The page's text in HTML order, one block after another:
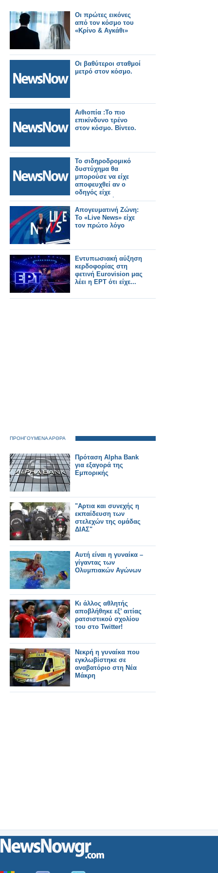
Οι πρώτες εικόνες
από τον κόσμο του
«Κρίνο & Αγκάθι»
Οι βαθύτεροι σταθμοί
μετρό στον κόσμο.
Αιθιοπία :Το πιο
επικίνδυνο τρένο
στον κόσμο. Βίντεο.
Το σιδηροδρομικό
δυστύχημα θα
μπορούσε να είχε
αποφευχθεί αν ο
οδηγός είχε
χρησιμοποιήσει το
σύστημα έκτακτης
ανάγκης σύμφωνα με
έρευνα.
Απογευματινή Ζώνη:
Το «Live News» είχε
τον πρώτο λόγο
Εντυπωσιακή αύξηση
κερδοφορίας στη
φετινή Eurovision μας
λέει η ΕΡΤ ότι είχε...
ΠΡΟΗΓΟΥΜΕΝΑ ΑΡΘΡΑ
Πρόταση Alpha Bank
για εξαγορά της
Εμπορικής
"Αρτια και συνεχής η
εκπαίδευση των
στελεχών της ομάδας
ΔΙΑΣ"
Αυτή είναι η γυναίκα –
γίγαντας των
Ολυμπιακών Αγώνων
Κι άλλος αθλητής
αποβλήθηκε εξ’ αιτίας
ρατσιστικού σχολίου
του στο Twitter!
Νεκρή η γυναίκα που
εγκλωβίστηκε σε
αναβατόριο στη Νέα
Μάκρη